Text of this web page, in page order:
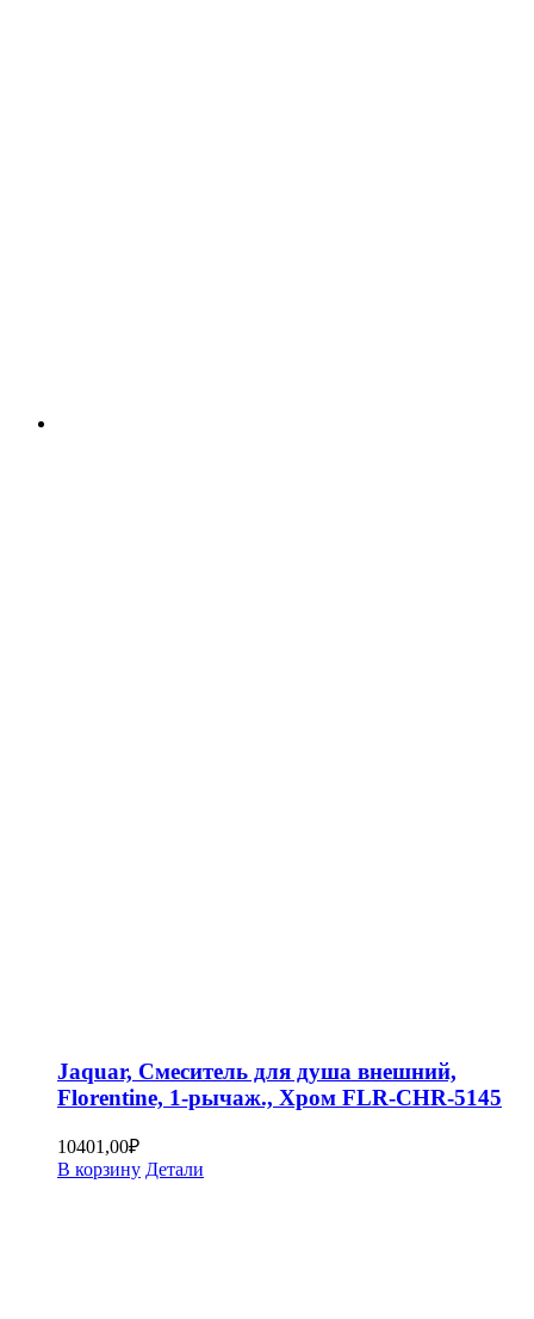
Jaquar, Смеситель для душа внешний,
Florentine, 1-рычаж., Хром FLR-CHR-5145
10401,00₽
В корзину Детали